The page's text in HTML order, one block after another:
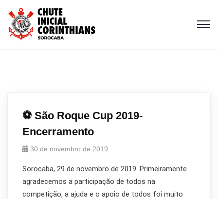
⚽ São Roque Cup 2019-
Encerramento
30 de novembro de 2019
Sorocaba, 29 de novembro de 2019. Primeiramente
agradecemos a participação de todos na
competição, a ajuda e o apoio de todos foi muito